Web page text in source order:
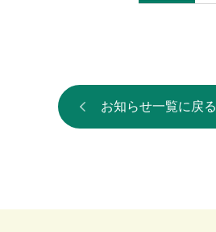
お知らせ一覧に戻る